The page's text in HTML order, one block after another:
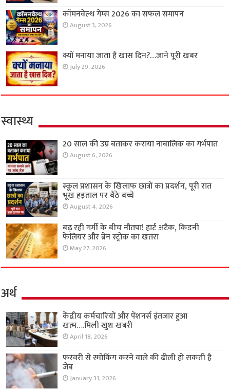
कॉमनवेल्थ गेम्स 2026 का सफल समापन
August 3, 2026
क्यों मनाया जाता है खास दिन?…जाने पूरी खबर
July 29, 2026
स्वास्थ्य
20 साल की उम्र बताकर कराया नाबालिक का गर्भपात
August 6, 2026
स्कूल प्रशासन के खिलाफ छात्रों का प्रदर्शन, पूरी रात
भूख हड़ताल पर बैठे बच्चे
August 4, 2026
बढ़ रही गर्मी के बीच नौतपा! हार्ट अटैक, किडनी
फेलियर और ब्रेन स्ट्रोक का खतरा
May 27, 2026
अर्थ
केंद्रीय कर्मचारियों और पेंशनर्स इंतजार हुआ
खत्म….मिली खुश खबरी
April 18, 2026
फरवरी से स्मोकिंग करने वाले की ढीली हो सकती है
जेब
January 31, 2026